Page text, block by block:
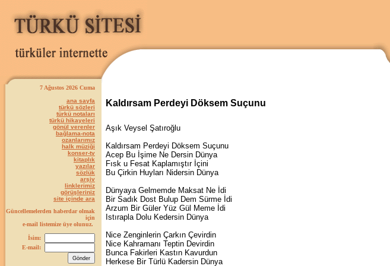
7 Ağustos 2026 Cuma
ana sayfa
türkü sözleri
türkü notaları
türkü hikayeleri
gönül verenler
bağlama-nota
ozanlarımız
halk müziği
konser-tv
kitaplık
yazılar
sözlük
arşiv
linklerimiz
görüşleriniz
site içinde ara
Güncellemelerden haberdar olmak
için
e-mail listemize üye olunuz.
İsim:
E-mail:
Kaldırsam Perdeyi Döksem Suçunu
Aşık Veysel Şatıroğlu
Kaldırsam Perdeyi Döksem Suçunu
Acep Bu İşime Ne Dersin Dünya
Fısk u Fesat Kaplamıştır İçini
Bu Çirkin Huyları Nidersin Dünya
Dünyaya Gelmemde Maksat Ne İdi
Bir Sadık Dost Bulup Dem Sürme İdi
Arzum Bir Güler Yüz Gül Meme İdi
Istırapla Dolu Kedersin Dünya
Nice Zenginlerin Çarkın Çevirdin
Nice Kahramanı Teptin Devirdin
Bunca Fakirleri Kastın Kavurdun
Herkese Bir Türlü Kadersin Dünya